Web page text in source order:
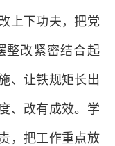
上下功夫，把党
整改紧密结合起
、让铁规矩长出
、改有成效。学
，把工作重点放